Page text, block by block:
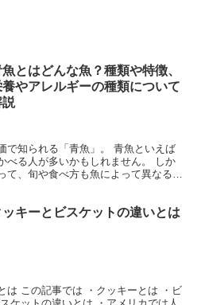
とはどんな魚？種類や特徴、
養やアレルギーの種類について
説
で知られる「青魚」。 青魚といえば
べる人が多いかもしれません。 しか
て、旬や食べ方も魚によって異なるよ
ッキーとビスケットの違いとは
は この記事では ・クッキーとは ・ビ